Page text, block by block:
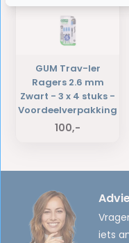
GUM Trav-ler
Ragers 2.6 mm
Zwart - 3 x 4 stuks -
Voordeelverpakking
100,-
iets